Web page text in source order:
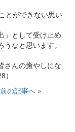
とができない思い
」として受け止め
なと思います。
さんの癒やしにな
前の記事へ »